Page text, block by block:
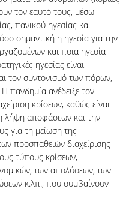
τον εαυτό τους, μέσω
πανικού ηγεσίας και
σημαντική η ηγεσία για την
και ποια ηγεσία
ηγεσίας είναι
τον συντονισμό των πόρων,
Η πανδημία ανέδειξε τον
κρίσεων, καθώς είναι
λήψη αποφάσεων και την
για τη μείωση της
προσπαθειών διαχείρισης
τύπους κρίσεων,
των απολύσεων, των
κ.λπ., που συμβαίνουν